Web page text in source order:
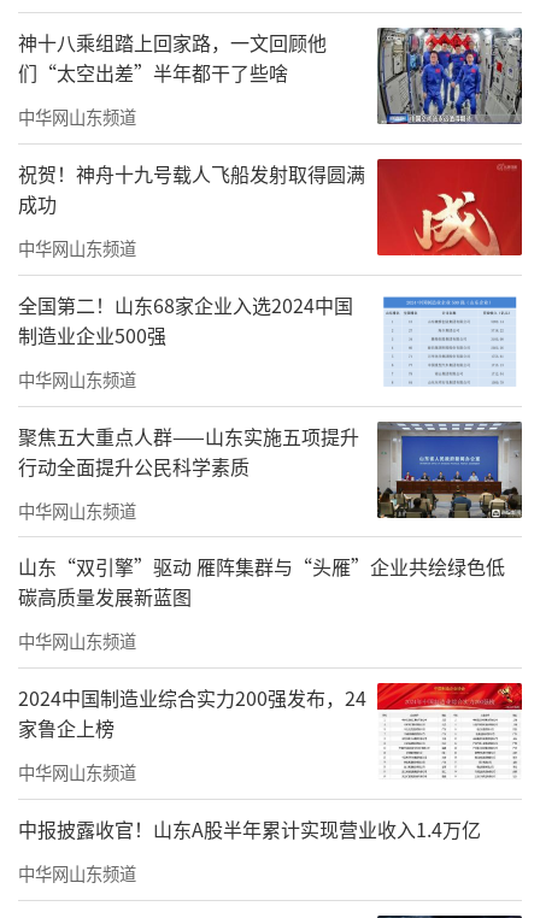
2024年3月29日，在山东港口日照港岚山港区30万吨级油品码头，
船舶停靠进行卸油作业（无人机照片）。新华社记者 郭绪雷 摄
每天，来自山西、陕西等沿黄省份的煤
炭、铁矿石等大宗货物在日照港装船后，运至
东南沿海各大电厂、炼钢厂及重点企业。“日
照港是我国西煤东运、北煤南运的重要沿海港
口，依托海铁联运，提高了沿黄内陆城市货物
梁胜说。
神十八乘组踏上回家路，一文回顾他
们“太空出差”半年都干了些啥
中华网山东频道
祝贺！神舟十九号载人飞船发射取得圆满
成功
中华网山东频道
全国第二！山东68家企业入选2024中国
制造业企业500强
中华网山东频道
聚焦五大重点人群——山东实施五项提升
行动全面提升公民科学素质
中华网山东频道
山东“双引擎”驱动 雁阵集群与“头雁”企业共绘绿色低
碳高质量发展新蓝图
中华网山东频道
2024中国制造业综合实力200强发布，24
家鲁企上榜
中华网山东频道
中报披露收官！山东A股半年累计实现营业收入1.4万亿
中华网山东频道